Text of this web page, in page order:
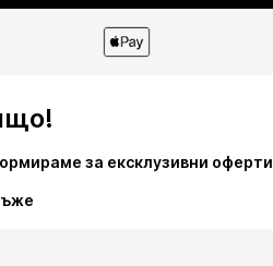
за ексклузивни оферти